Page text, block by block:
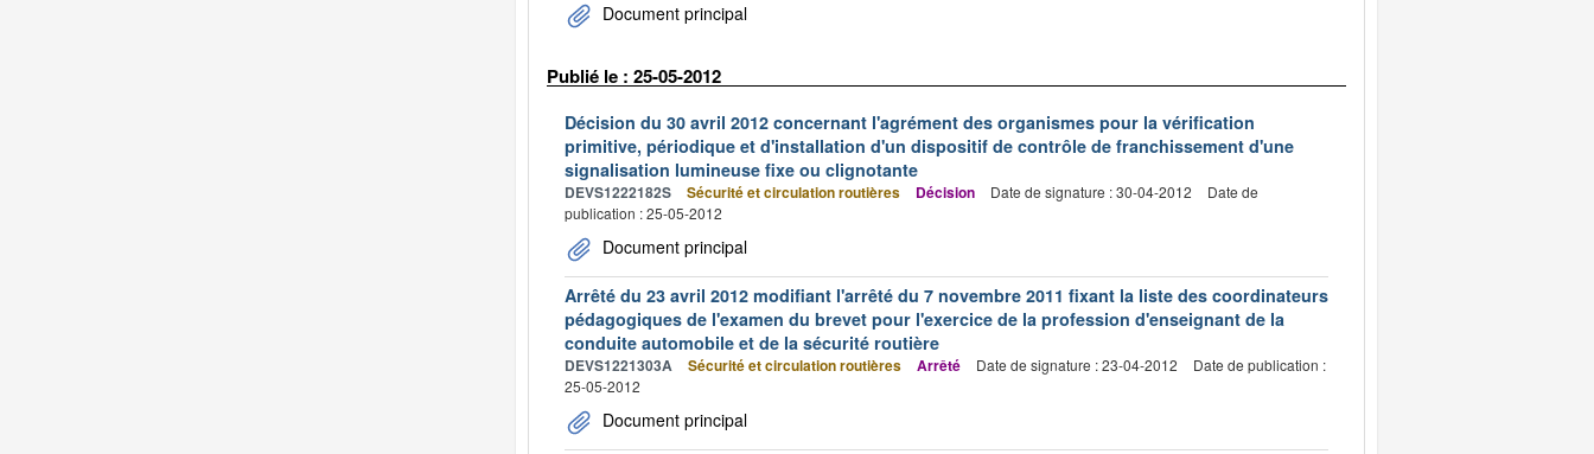
Document principal
Publié le : 25-05-2012
Décision du 30 avril 2012 concernant l'agrément des organismes pour la vérification
primitive, périodique et d'installation d'un dispositif de contrôle de franchissement d'une
signalisation lumineuse fixe ou clignotante
DEVS1222182S Sécurité et circulation routières Décision Date de signature : 30-04-2012
Date de
publication : 25-05-2012
Document principal
Arrêté du 23 avril 2012 modifiant l'arrêté du 7 novembre 2011 fixant la liste des coordinateurs
pédagogiques de l'examen du brevet pour l'exercice de la profession d'enseignant de la
conduite automobile et de la sécurité routière
DEVS1221303A Sécurité et circulation routières Arrêté Date de signature : 23-04-2012
Date de publication :
25-05-2012
Document principal